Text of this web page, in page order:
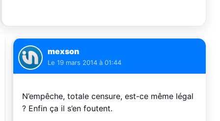
mexson
Le 19 mars 2014 à 01:44
N’empêche, totale censure, est-ce même légal
? Enfin ça il s’en foutent.